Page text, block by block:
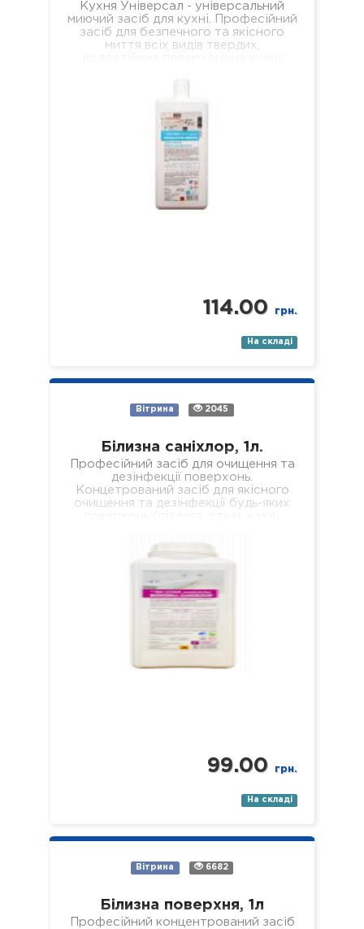
Кухня Універсал - універсальний
миючий засіб для кухні. Професійний
засіб для безпечного та якісного
миття всіх видів твердих,
114.00 грн.
На складі
Вітрина 2045
Білизна саніхлор, 1л.
Професійний засіб для очищення та
дезінфекції поверхонь.
Концетрований засіб для якісного
очищення та дезінфекції будь-яких
піддони тощо). Засіб якісно…
99.00 грн.
На складі
Вітрина 6682
Білизна поверхня, 1л
Професійний концентрований засіб